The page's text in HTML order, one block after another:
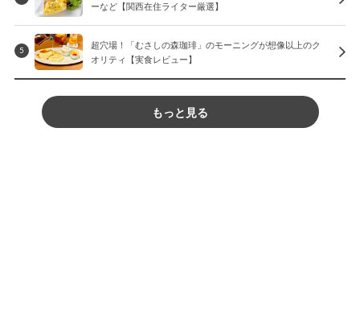
ーなど【関西在住ライター厳選】
5
超穴場！「むさしの森珈琲」のモーニングが想像以上のク
オリティ【実食レビュー】
もっと見る